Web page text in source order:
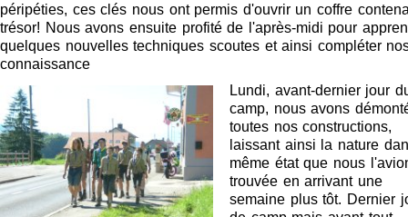
péripéties, ces clés nous ont permis d'ouvrir un coffre
trésor! Nous avons ensuite profité de l'après-midi pour
quelques nouvelles techniques scoutes et ainsi compléter
connaissance
Lundi, avant-dernier jour
camp, nous avons
toutes nos constructions,
laissant ainsi la nature
même état que nous
trouvée en arrivant une
semaine plus tôt. Dernier